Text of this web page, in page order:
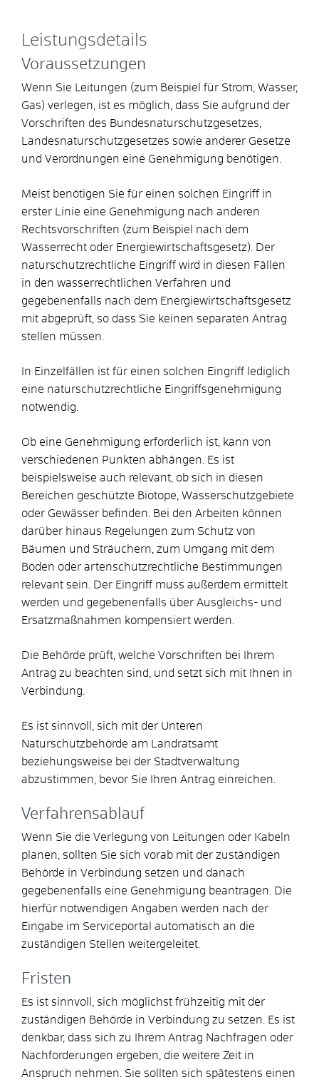
Leistungsdetails
Voraussetzungen
Wenn Sie Leitungen (zum Beispiel für Strom, Wasser,
Gas) verlegen, ist es möglich, dass Sie aufgrund der
Vorschriften des Bundesnaturschutzgesetzes,
Landesnaturschutzgesetzes sowie anderer Gesetze
und Verordnungen eine Genehmigung benötigen.
Meist benötigen Sie für einen solchen Eingriff in
erster Linie eine Genehmigung nach anderen
Rechtsvorschriften (zum Beispiel nach dem
Wasserrecht oder Energiewirtschaftsgesetz). Der
naturschutzrechtliche Eingriff wird in diesen Fällen
in den wasserrechtlichen Verfahren und
gegebenenfalls nach dem Energiewirtschaftsgesetz
mit abgeprüft, so dass Sie keinen separaten Antrag
stellen müssen.
In Einzelfällen ist für einen solchen Eingriff lediglich
eine naturschutzrechtliche Eingriffsgenehmigung
notwendig.
Ob eine Genehmigung erforderlich ist, kann von
verschiedenen Punkten abhängen. Es ist
beispielsweise auch relevant, ob sich in diesen
Bereichen geschützte Biotope, Wasserschutzgebiete
oder Gewässer befinden. Bei den Arbeiten können
darüber hinaus Regelungen zum Schutz von
Bäumen und Sträuchern, zum Umgang mit dem
Boden oder artenschutzrechtliche Bestimmungen
relevant sein. Der Eingriff muss außerdem ermittelt
werden und gegebenenfalls über Ausgleichs- und
Ersatzmaßnahmen kompensiert werden.
Die Behörde prüft, welche Vorschriften bei Ihrem
Antrag zu beachten sind, und setzt sich mit Ihnen in
Verbindung.
Es ist sinnvoll, sich mit der Unteren
Naturschutzbehörde am Landratsamt
beziehungsweise bei der Stadtverwaltung
abzustimmen, bevor Sie Ihren Antrag einreichen.
Verfahrensablauf
Wenn Sie die Verlegung von Leitungen oder Kabeln
planen, sollten Sie sich vorab mit der zuständigen
Behörde in Verbindung setzen und danach
gegebenenfalls eine Genehmigung beantragen. Die
hierfür notwendigen Angaben werden nach der
Eingabe im Serviceportal automatisch an die
zuständigen Stellen weitergeleitet.
Fristen
Es ist sinnvoll, sich möglichst frühzeitig mit der
zuständigen Behörde in Verbindung zu setzen. Es ist
denkbar, dass sich zu Ihrem Antrag Nachfragen oder
Nachforderungen ergeben, die weitere Zeit in
Anspruch nehmen. Sie sollten sich spätestens einen